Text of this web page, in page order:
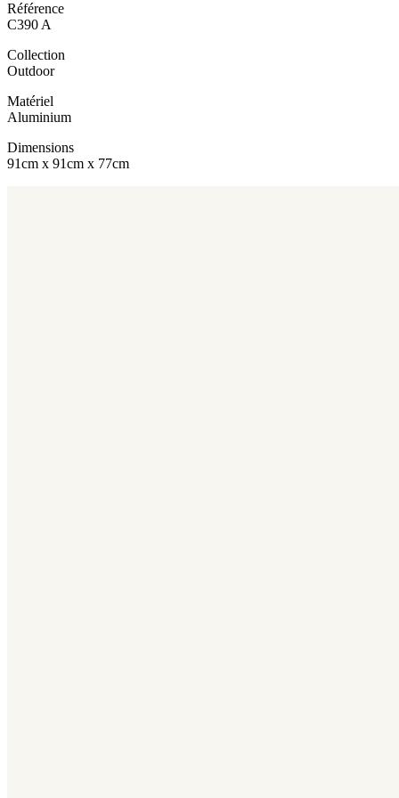
Référence
C390 A
Collection
Outdoor
Matériel
Aluminium
Dimensions
91cm x 91cm x 77cm